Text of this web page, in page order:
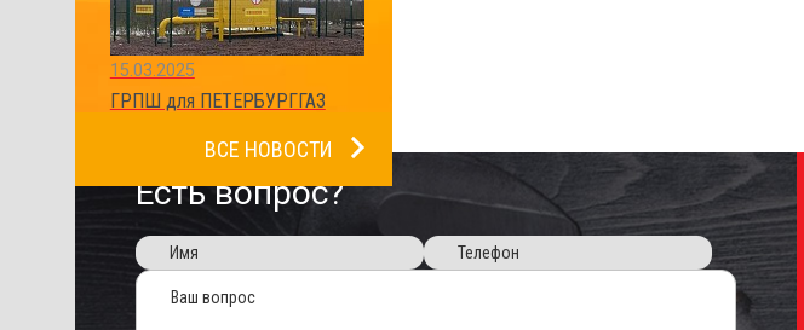
15.03.2025
ГРПШ для ПЕТЕРБУРГГАЗ
ВСЕ НОВОСТИ
Есть вопрос?